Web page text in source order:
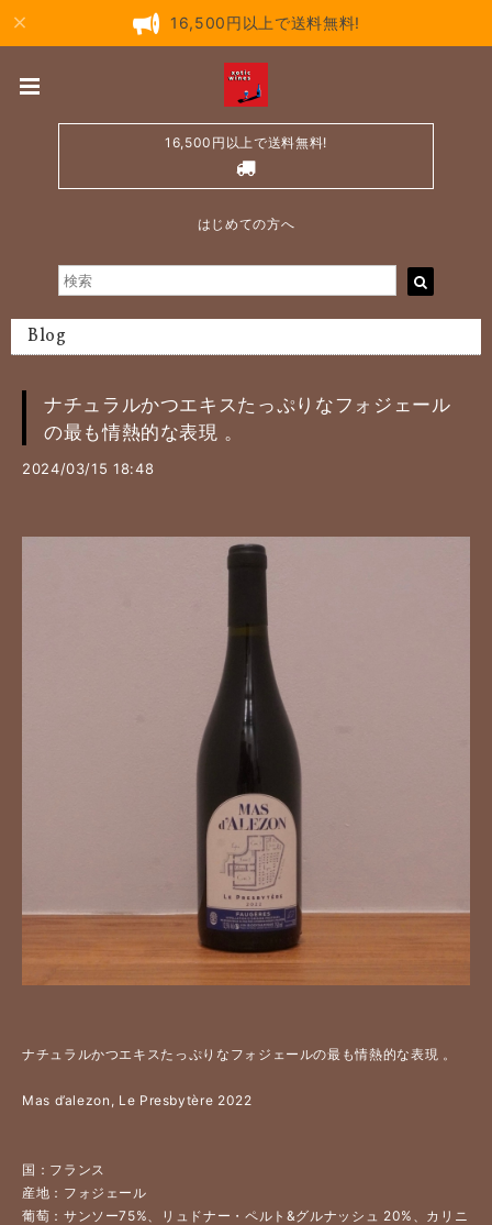
16,500円以上で送料無料!
16,500円以上で送料無料!
はじめての方へ
Blog
ナチュラルかつエキスたっぷりなフォジェール
の最も情熱的な表現 。
2024/03/15 18:48
ナチュラルかつエキスたっぷりなフォジェールの最も情熱的な表現 。
Mas d’alezon, Le Presbytère 2022
国：フランス
産地：フォジェール
葡萄：サンソー75%、リュドナー・ペルト&グルナッシュ 20%、カリニ